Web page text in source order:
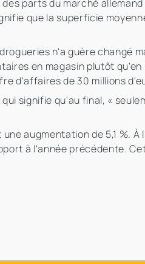
parts du marché allemand
que la superficie
n'a guère changé
en magasin plutôt qu'en
d'affaires de 30 millions
signifie qu'au final, «
augmentation de 5,1 %. À
à l'année précédente.